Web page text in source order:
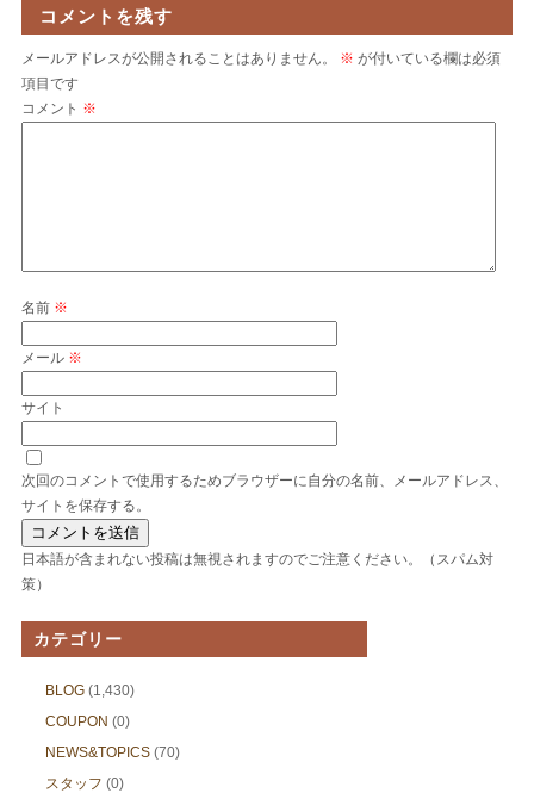
コメントを残す
メールアドレスが公開されることはありません。 ※ が付いている欄は必須
項目です
コメント ※
名前 ※
メール ※
サイト
次回のコメントで使用するためブラウザーに自分の名前、メールアドレス、
サイトを保存する。
日本語が含まれない投稿は無視されますのでご注意ください。（スパム対
策）
カテゴリー
BLOG(1,430)
COUPON (0)
NEWS&TOPICS(70)
スタッフ (0)